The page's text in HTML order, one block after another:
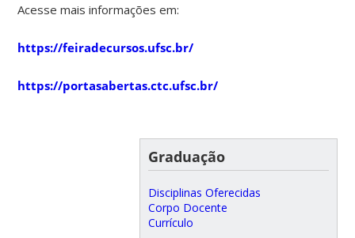
Acesse mais informações em:
https://feiradecursos.ufsc.br/
https://portasabertas.ctc.ufsc.br/
Graduação
Disciplinas Oferecidas
Corpo Docente
Currículo